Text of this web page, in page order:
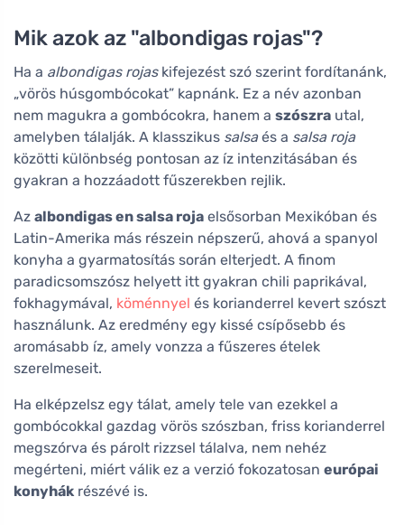
Mik azok az "albondigas rojas"?
Ha a albondigas rojaskifejezést szó szerint fordítanánk,
„vörös húsgombócokat” kapnánk. Ez a név azonban
nem magukra a gombócokra, hanem a szószra utal,
amelyben tálalják. A klasszikus salsaés a salsa roja
közötti különbség pontosan az íz intenzitásában és
gyakran a hozzáadott fűszerekben rejlik.
Az albondigas en salsa roja elsősorban Mexikóban és
Latin-Amerika más részein népszerű, ahová a spanyol
konyha a gyarmatosítás során elterjedt. A finom
paradicsomszósz helyett itt gyakran chili paprikával,
fokhagymával, köménnyel és korianderrel kevert szószt
használunk. Az eredmény egy kissé csípősebb és
aromásabb íz, amely vonzza a fűszeres ételek
szerelmeseit.
Ha elképzelsz egy tálat, amely tele van ezekkel a
gombócokkal gazdag vörös szószban, friss korianderrel
megszórva és párolt rizzsel tálalva, nem nehéz
megérteni, miért válik ez a verzió fokozatosan európai
konyhák részévé is.